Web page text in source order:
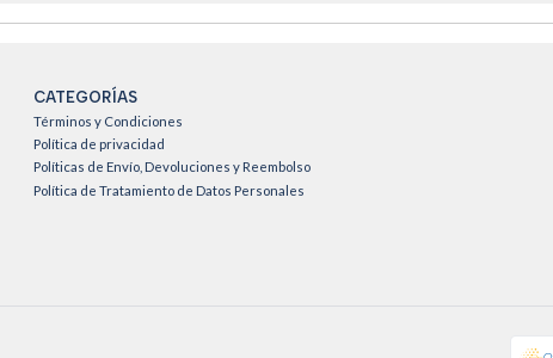
CATEGORÍAS
Términos y Condiciones
Política de privacidad
Políticas de Envío, Devoluciones y Reembolso
Política de Tratamiento de Datos Personales